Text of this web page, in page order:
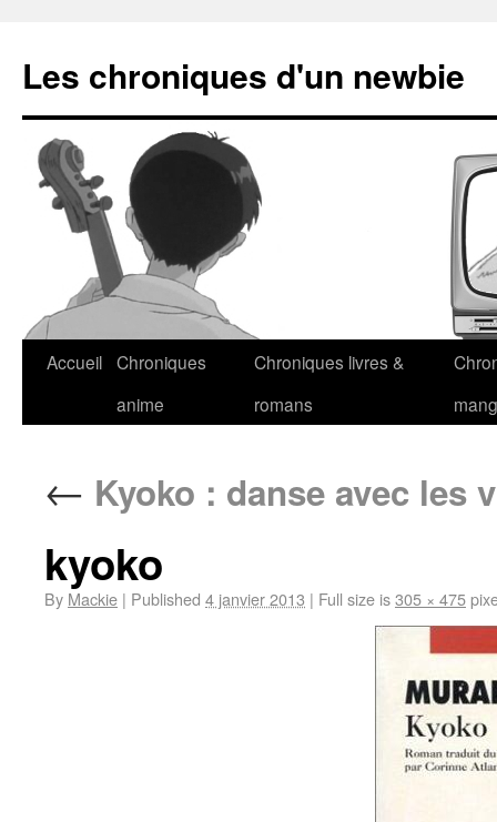
Les chroniques d'un newbie
Accueil Chroniques
anime
Chroniques livres &
romans
← Kyoko : danse avec les
kyoko
By Mackie | Published 4 janvier 2013 | Full size is305 × 475